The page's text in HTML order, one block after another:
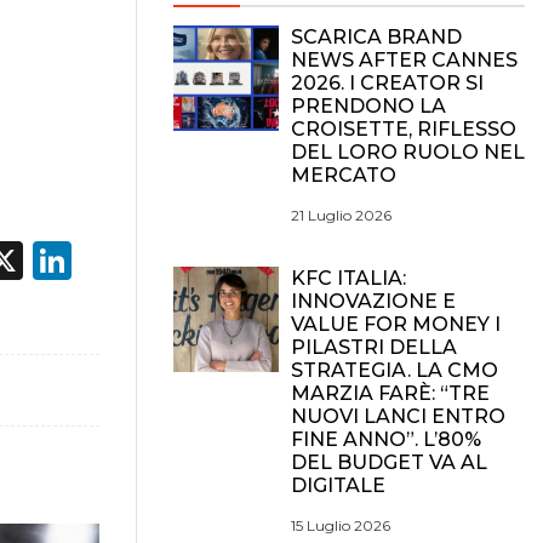
X LinkedIn
SCARICA BRAND
NEWS AFTER CANNES
2026. I CREATOR SI
PRENDONO LA
CROISETTE, RIFLESSO
DEL LORO RUOLO NEL
MERCATO
21 Luglio 2026
KFC ITALIA:
INNOVAZIONE E
VALUE FOR MONEY I
PILASTRI DELLA
STRATEGIA. LA CMO
MARZIA FARÈ: “TRE
NUOVI LANCI ENTRO
FINE ANNO”. L’80%
DEL BUDGET VA AL
DIGITALE
15 Luglio 2026